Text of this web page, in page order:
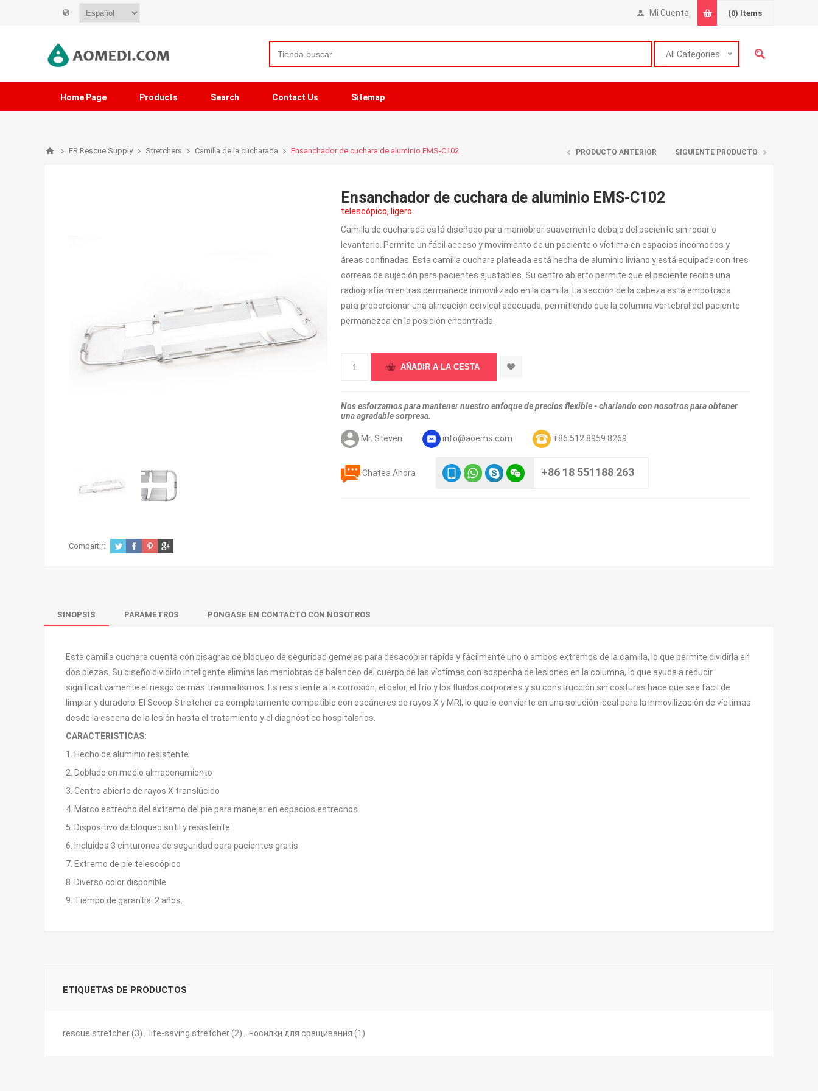
Mi Cuenta (0) Items
All Categories
Home Page Products Search Contact Us Sitemap
ER Rescue Supply Stretchers Camilla de la cucharada Ensanchador de cuchara de aluminio EMS-C102 PRODUCTO ANTERIOR SIGUIENTE PRODUCTO
Ensanchador de cuchara de aluminio EMS-C102
telescópico, ligero
Camilla de cucharada está diseñado para maniobrar suavemente debajo del paciente sin rodar o
levantarlo. Permite un fácil acceso y movimiento de un paciente o víctima en espacios incómodos y
áreas confinadas. Esta camilla cuchara plateada está hecha de aluminio liviano y está equipada con tres
correas de sujeción para pacientes ajustables. Su centro abierto permite que el paciente reciba una
radiografía mientras permanece inmovilizado en la camilla. La sección de la cabeza está empotrada
para proporcionar una alineación cervical adecuada, permitiendo que la columna vertebral del paciente
permanezca en la posición encontrada.
Nos esforzamos para mantener nuestro enfoque de precios flexible - charlando con nosotros para obtener
una agradable sorpresa.
Mr. Steven info@aoems.com +86 512 8959 8269
Chatea Ahora +86 18 551188 263
Compartir:
SINOPSIS PARÁMETROS PONGASE EN CONTACTO CON NOSOTROS
Esta camilla cuchara cuenta con bisagras de bloqueo de seguridad gemelas para desacoplar rápida y fácilmente uno o ambos extremos de la camilla, lo que permite dividirla en
dos piezas. Su diseño dividido inteligente elimina las maniobras de balanceo del cuerpo de las víctimas con sospecha de lesiones en la columna, lo que ayuda a reducir
significativamente el riesgo de más traumatismos. Es resistente a la corrosión, el calor, el frío y los fluidos corporales y su construcción sin costuras hace que sea fácil de
limpiar y duradero. El Scoop Stretcher es completamente compatible con escáneres de rayos X y MRI, lo que lo convierte en una solución ideal para la inmovilización de víctimas
desde la escena de la lesión hasta el tratamiento y el diagnóstico hospitalarios.
CARACTERISTICAS:
1. Hecho de aluminio resistente
2. Doblado en medio almacenamiento
3. Centro abierto de rayos X translúcido
4. Marco estrecho del extremo del pie para manejar en espacios estrechos
5. Dispositivo de bloqueo sutil y resistente
6. Incluidos 3 cinturones de seguridad para pacientes gratis
7. Extremo de pie telescópico
8. Diverso color disponible
9. Tiempo de garantía: 2 años.
ETIQUETAS DE PRODUCTOS
rescue stretcher(3) , life-saving stretcher(2) , носилки для сращивания (1)